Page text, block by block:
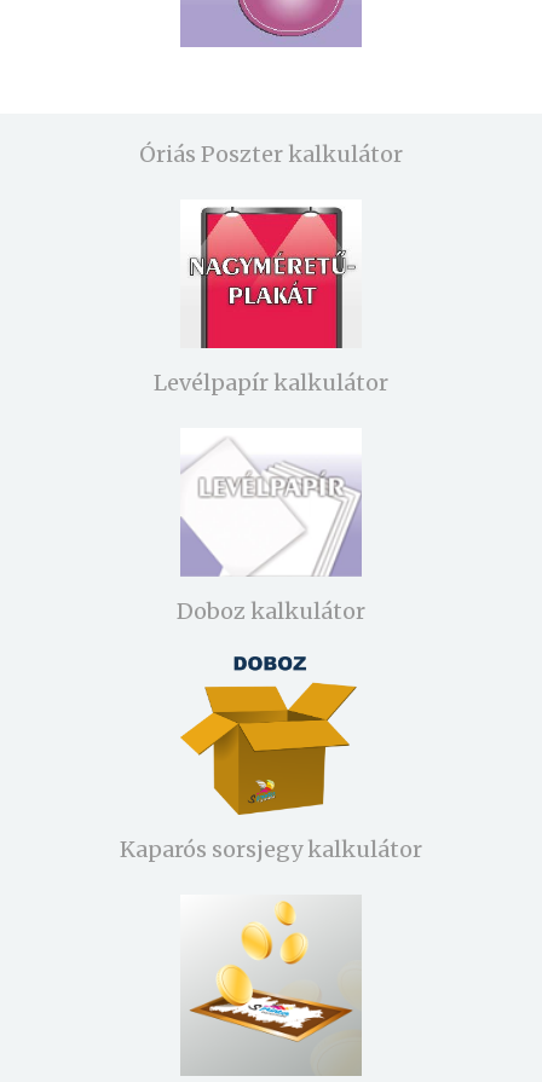
Óriás Poszter kalkulátor
Levélpapír kalkulátor
Doboz kalkulátor
Kaparós sorsjegy kalkulátor